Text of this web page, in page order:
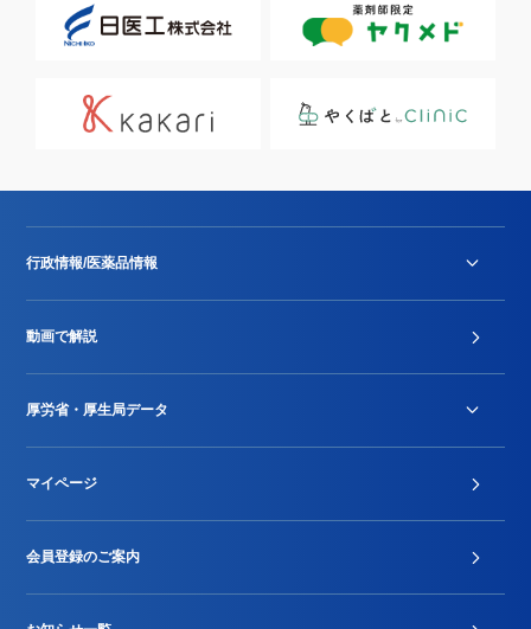
行政情報/医薬品情報
Stu-GEレポート
動画で解説
厚労省・厚生局データ
2024年度新設項目届出状況
マイページ
会員登録のご案内